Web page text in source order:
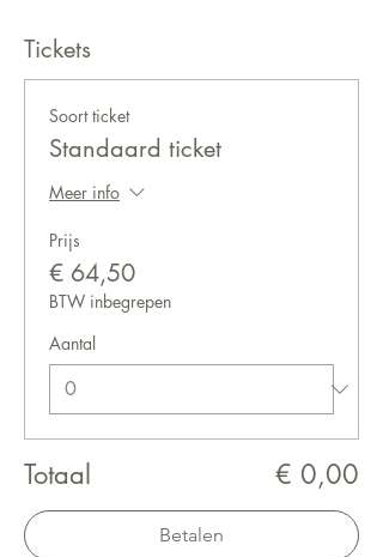
Tickets
Soort ticket
Standaard ticket
Meer info
Prijs
€ 64,50
BTW inbegrepen
Aantal
Totaal € 0,00
Betalen